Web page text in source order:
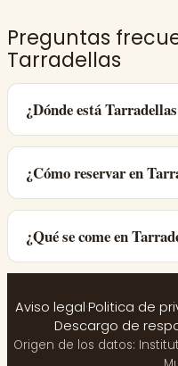
Preguntas
Tarradellas
¿Dónde está
¿Cómo reservar en
¿Qué se come en
Aviso legal·Politica de
Descargo de
Origen de los datos: